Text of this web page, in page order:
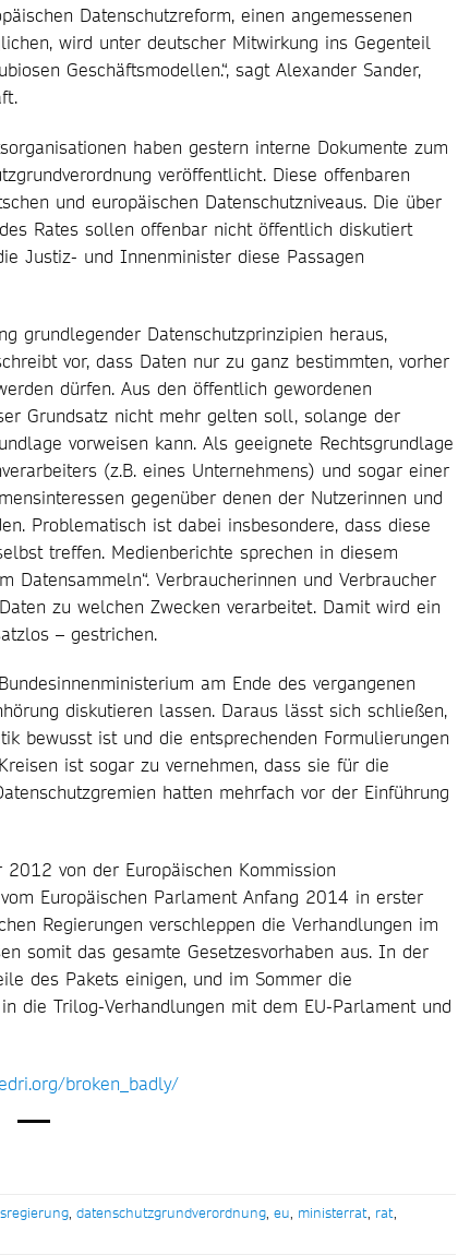
Datenschutzreform, einen angemessenen
wird unter deutscher Mitwirkung ins Gegenteil
Geschäftsmodellen.“, sagt Alexander Sander,
haben gestern interne Dokumente zum
veröffentlicht. Diese offenbaren
und europäischen Datenschutzniveaus. Die über
Rates sollen offenbar nicht öffentlich diskutiert
Justiz- und Innenminister diese Passagen
grundlegender Datenschutzprinzipien heraus,
vor, dass Daten nur zu ganz bestimmten, vorher
dürfen. Aus den öffentlich gewordenen
Grundsatz nicht mehr gelten soll, solange der
vorweisen kann. Als geeignete Rechtsgrundlage
(z.B. eines Unternehmens) und sogar einer
gegenüber denen der Nutzerinnen und
Problematisch ist dabei insbesondere, dass diese
treffen. Medienberichte sprechen in diesem
Datensammeln“. Verbraucherinnen und Verbraucher
zu welchen Zwecken verarbeitet. Damit wird ein
– gestrichen.
am Ende des vergangenen
diskutieren lassen. Daraus lässt sich schließen,
bewusst ist und die entsprechenden Formulierungen
ist sogar zu vernehmen, dass sie für die
hatten mehrfach vor der Einführung
von der Europäischen Kommission
Europäischen Parlament Anfang 2014 in erster
Regierungen verschleppen die Verhandlungen im
somit das gesamte Gesetzesvorhaben aus. In der
des Pakets einigen, und im Sommer die
die Trilog-Verhandlungen mit dem EU-Parlament und
broken_badly/
, datenschutzgrundverordnung, eu, ministerrat, rat,